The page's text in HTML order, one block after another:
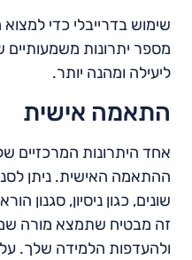
שימוש בדרייבלי כדי
מספר יתרונות משמעותיים
ליעילה ומהנה יותר.
התאמה אישית
אחד היתרונות המרכזיים
ההתאמה האישית. ניתן
שונים, כגון ניסיון, סגנון
זה מבטיח שתמצא מורה
ולהעדפות הלמידה שלך. על